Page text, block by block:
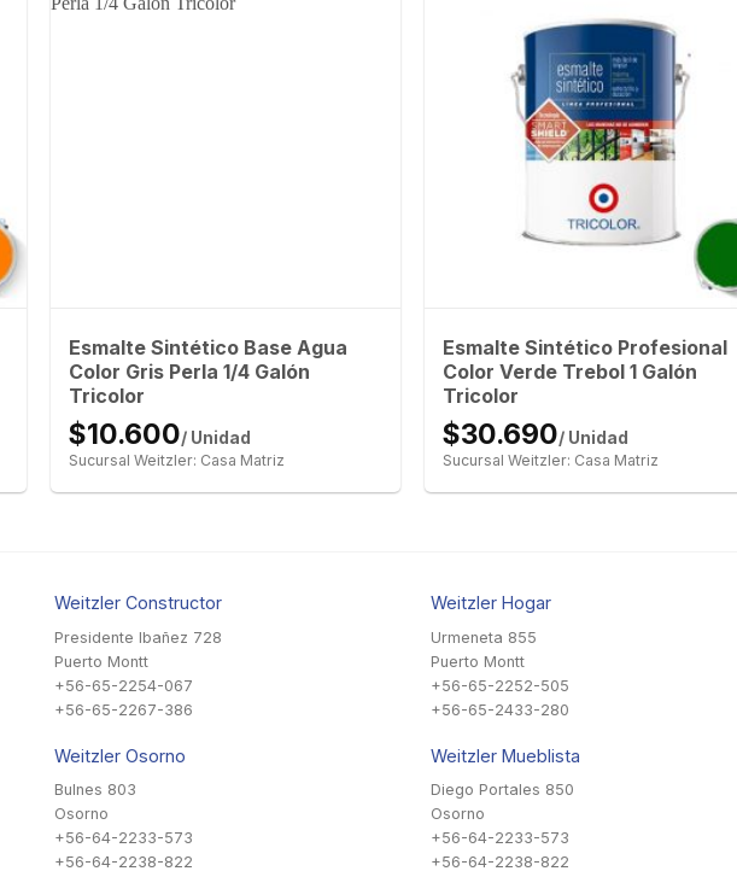
Esmalte Sintético Base Agua
Color Gris Perla 1/4 Galón
Tricolor
$10.600/ Unidad
Sucursal Weitzler: Casa Matriz
Esmalte Sintético Profesional
Color Verde Trebol 1 Galón
Tricolor
$30.690/ Unidad
Sucursal Weitzler: Casa Matriz
Weitzler Constructor
Presidente Ibañez 728
Puerto Montt
+56-65-2254-067
+56-65-2267-386
Weitzler Osorno
Bulnes 803
Osorno
+56-64-2233-573
+56-64-2238-822
Weitzler Hogar
Urmeneta 855
Puerto Montt
+56-65-2252-505
+56-65-2433-280
Weitzler Mueblista
Diego Portales 850
Osorno
+56-64-2233-573
+56-64-2238-822